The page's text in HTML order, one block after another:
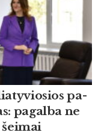
pa­
pa­gal­ba ne